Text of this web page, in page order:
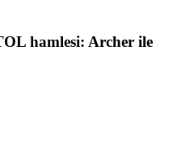
hamlesi: Archer ile